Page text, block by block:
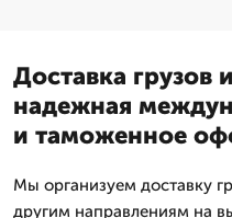
Доставка грузов
надежная
и таможенное
Мы организуем доставку
другим направлениям на